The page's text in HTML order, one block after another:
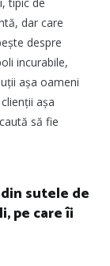
dar care
despre
incurabile,
așa oameni
așa
să fie
sutele de
pe care îi